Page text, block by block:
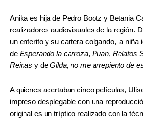
Anika es hija de Pedro Bootz y Betania
realizadores audiovisuales de la región.
un enterito y su cartera colgando, la niña
de Esperando la carroza, Puan, Relatos
Reinas y de Gilda, no me arrepiento de
A quienes acertaban cinco películas,
impreso desplegable con una
original es un tríptico realizado con la